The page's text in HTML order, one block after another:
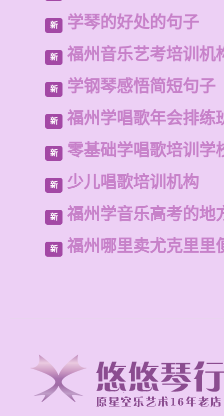
新 学琴的好处的句子
新 福州音乐艺考培训机
新 学钢琴感悟简短句子
新 福州学唱歌年会排练
新 零基础学唱歌培训学
新 少儿唱歌培训机构
新 福州学音乐高考的地
新 福州哪里卖尤克里里